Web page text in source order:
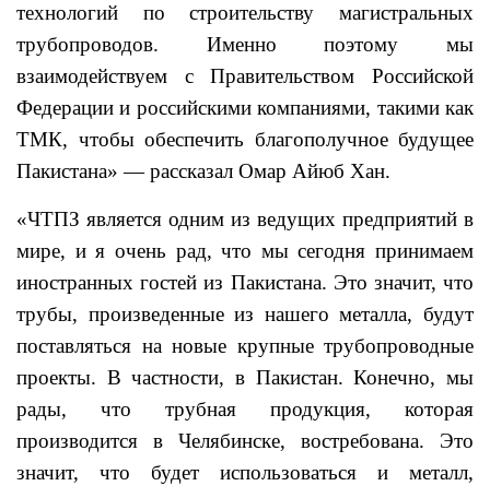
технологий по строительству магистральных
трубопроводов. Именно поэтому мы
взаимодействуем с Правительством Российской
Федерации и российскими компаниями, такими как
ТМК, чтобы обеспечить благополучное будущее
Пакистана» — рассказал Омар Айюб Хан.
«ЧТПЗ является одним из ведущих предприятий в
мире, и я очень рад, что мы сегодня принимаем
иностранных гостей из Пакистана. Это значит, что
трубы, произведенные из нашего металла, будут
поставляться на новые крупные трубопроводные
проекты. В частности, в Пакистан. Конечно, мы
рады, что трубная продукция, которая
производится в Челябинске, востребована. Это
значит, что будет использоваться и металл,